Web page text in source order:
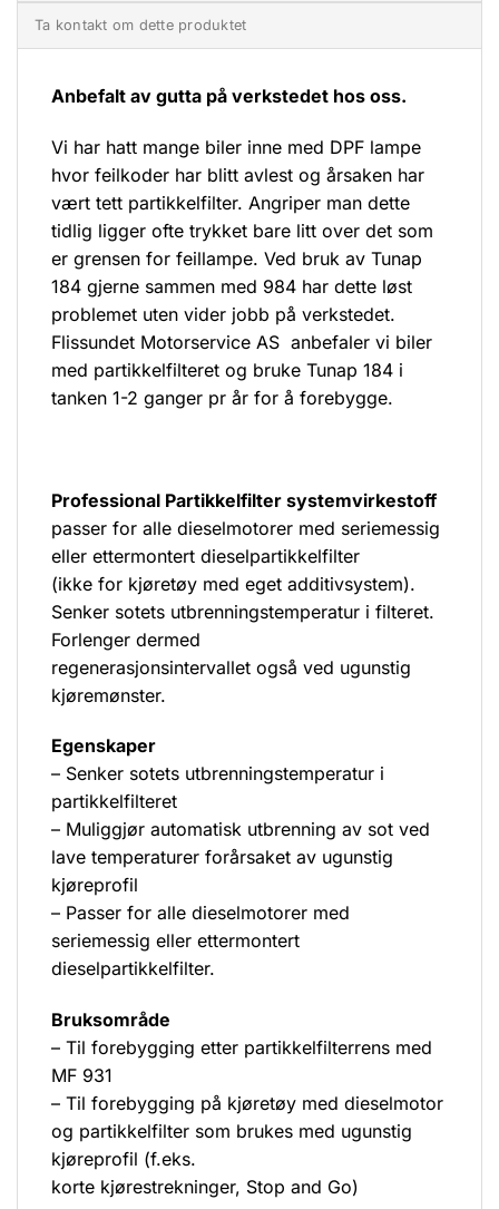
Ta kontakt om dette produktet
Anbefalt av gutta på verkstedet hos oss.
Vi har hatt mange biler inne med DPF lampe
hvor feilkoder har blitt avlest og årsaken har
vært tett partikkelfilter. Angriper man dette
tidlig ligger ofte trykket bare litt over det som
er grensen for feillampe. Ved bruk av Tunap
184 gjerne sammen med 984 har dette løst
problemet uten vider jobb på verkstedet.
Flissundet Motorservice AS anbefaler vi biler
med partikkelfilteret og bruke Tunap 184 i
tanken 1-2 ganger pr år for å forebygge.
Professional Partikkelfilter systemvirkestoff
passer for alle dieselmotorer med seriemessig
eller ettermontert dieselpartikkelfilter
(ikke for kjøretøy med eget additivsystem).
Senker sotets utbrenningstemperatur i filteret.
Forlenger dermed
regenerasjonsintervallet også ved ugunstig
kjøremønster.
Egenskaper
– Senker sotets utbrenningstemperatur i
partikkelfilteret
– Muliggjør automatisk utbrenning av sot ved
lave temperaturer forårsaket av ugunstig
kjøreprofil
– Passer for alle dieselmotorer med
seriemessig eller ettermontert
dieselpartikkelfilter.
Bruksområde
– Til forebygging etter partikkelfilterrens med
MF 931
– Til forebygging på kjøretøy med dieselmotor
og partikkelfilter som brukes med ugunstig
kjøreprofil (f.eks.
korte kjørestrekninger, Stop and Go)